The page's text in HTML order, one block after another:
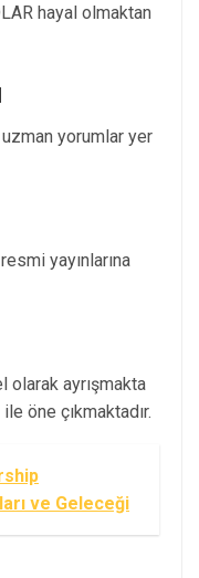
hayal olmaktan
yorumlar yer
yayınlarına
olarak ayrışmakta
öne çıkmaktadır.
ve Geleceği